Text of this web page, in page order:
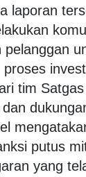
laporan
pelanggan
tim
putus
yang